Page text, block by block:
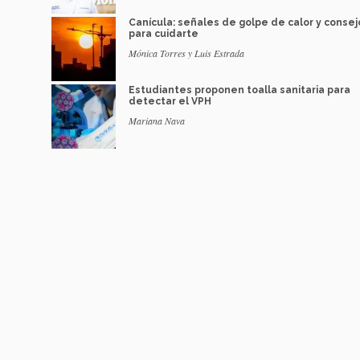
Canícula: señales de golpe de calor y
para cuidarte
Mónica Torres y Luis Estrada
Estudiantes proponen toalla sanitaria para
detectar el VPH
Mariana Nava